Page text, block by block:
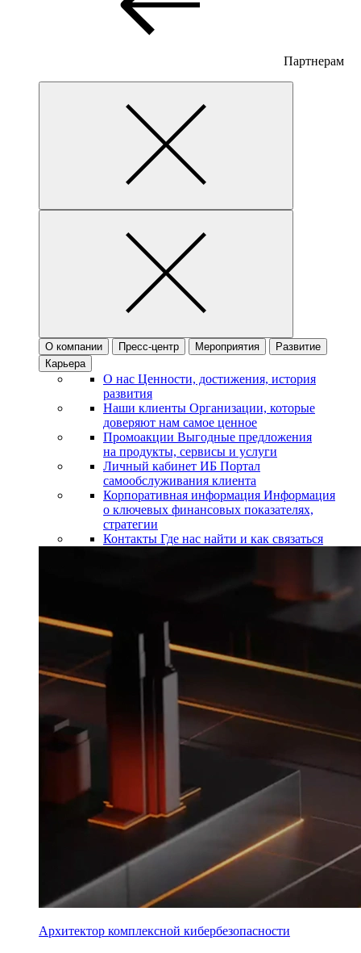
Партнерам
О компании Пресс-центр Мероприятия
Развитие
Карьера
О нас Ценности, достижения, история
развития
Наши клиенты Организации, которые
доверяют нам самое ценное
Промоакции Выгодные предложения
на продукты, сервисы и услуги
Личный кабинет ИБ Портал
самообслуживания клиента
Корпоративная информация Информация
о ключевых финансовых показателях,
стратегии
Контакты Где нас найти и как связаться
Архитектор комплексной кибербезопасности